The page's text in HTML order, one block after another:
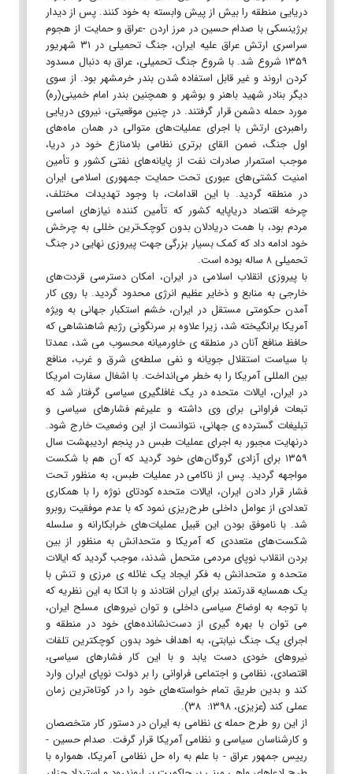
دریایی منطقه را بیش از پیش وابسته به خود کنند. پس از دیدار
برژینسکی با صدام حسین در مرز اردن -عراق و حمایت از هجوم
سراسری ارتش عراق علیه ایران، جنگ تحمیلی در ۳۱ شهریور
۱۳۵۹ شروع شد. با شروع جنگ تحمیلی، عراق به دنبال مسدود
کردن اروند و غیر قابل استفاده شدن بندر خرمشهر بود. از سوی
دیگر بنادر شهید باهنر و بوشهر و همچنین بندر امام خمینی(ره)
مورد حمله دشمن قرار گرفتند. در چنین موقعیتی، نیروی دریایی
راهبردی ارتش با اجرای عملیات‌های متوالی در همان ماه‌های
اول جنگ، ضمن القای برتری نظامی بلامنازع خود در دریا،
موجب استمرار صادرات نفت از پایانه‌های نفتی کشور و تأمین
امنیت کشتی‌های عبوری تحت حمایت جمهوری اسلامی ایران
در منطقه گردید. با این اقدامات، با وجود تهدیدات مختلف،
چرخه اقتصاد دریاپایه کشور که تأمین کننده نیازهای اساسی
مردم بود، با همت دریادلان بدون کوچک‌ترین خللی به چرخش
خود ادامه داد که کمک بسیار بزرگی جهت پیروزی نهایی در جنگ
تحمیلی ۸ ساله بوده است.
با پیروزی انقلاب اسلامی در ایران، امکان دسترسی قردت‌های
خارجی به منابع و ذخایر عظیم انرژی محدود گردید. با روی کار
آمدن حکومتی مستقل در ایران، خشم استکبار جهانی به ویژه
آمریکا برانگیخته شد، زیرا علاوه بر سرنگونی رژیم شاهنشاهی که
حافظ منافع آنان در منطقه ی خاورمیانه محسوب می شد، عمدتا
با سیاست استقلال جویانه و نفی سلطه‌ی شرق و غرب، منافع
بین المللی آمریکا را به خطر می‌انداخت. با اشغال سفارت امریکا
در ایران، ایالات متحده در یک غافلگیری سیاسی گرفتار شد که
تبعات فراوانی برای وی داشته و علیرغم فشارهای سیاسی و
تبلیغات گسترده ی جهانی، نتوانست از این وضعیت خارج شود.
درنهایت مجبور به اجرای عملیات طبس در پنجم اردیبهشت سال
۱۳۵۹ برای آزادی گروگان‌های خود گردید که آن هم با شکست
مواجهه گردید. پس از ناکامی در عملیات طبس، به منظور تحت
فشار قرار دادن ایران، ایالات متحده کودتای نوژه را با همکاری
تعدادی از عوامل داخلی طرح‌ریزی نمود که با عدم موفقیت روبرو
شد. با ناموفق بودن این قبیل عملیات‌های خرابکارانه و سلسله
شکست‌های متعددی که آمریکا و متحدانش به منظور از بین
بردن انقلاب نوپای مردمی متحمل شدند، موجب گردید که ایالات
متحده و متحدانش به فکر ایجاد یک غائله ی مرزی و تنش با
یک همسایه قدرتمند برای ایران افتادند و با اتکا به این نظریه که
با توجه به اوضاع سیاسی داخلی و توان نیروهای مسلح ایران،
می توان با بهره گیری از دست‌نشانده‌های خود در منطقه و
اجرای یک جنگ نیابتی، به اهداف خود بدون کوچکترین تلفات
نیروهای خودی دست یابد و با این کار فشارهای سیاسی،
اقتصادی، نظامی و اجتماعی فراوانی را بر دولت نوپای ایران وارد
کند و بدین طریق تمام خواسته‌های خود را در کوتاه‌ترین زمان
عملی کند (عزیزی، ۱۳۹۸: ۳۸).
از این رو طرح حمله ی نظامی به ایران در دستور کار متخصصان
و کارشناسان سیاسی و نظامی آمریکا قرار گرفت. صدام حسین -
رییس جمهور عراق - با علم به راه حل نظامی آمریکا، همواره با